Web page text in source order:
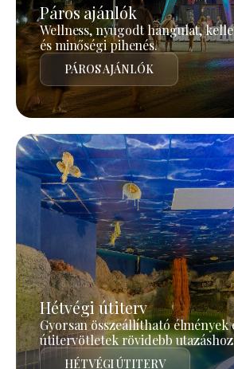
Páros ajánlók
Wellness, nyugodt hangulat,
és minőségi pihenés.
PÁROS AJÁNLÓK
Hétvégi útiterv
Gyorsan összeállítható élmények
útitervötletek rövidebb
HÉTVÉGI ÚTITERV